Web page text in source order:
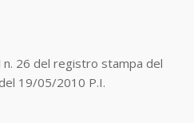
26 del registro stampa del
19/05/2010 P.I.